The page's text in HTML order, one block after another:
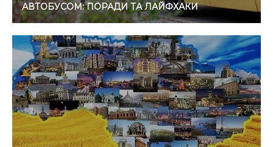
АВТОБУСОМ: ПОРАДИ ТА ЛАЙФХАКИ